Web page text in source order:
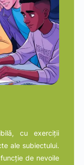
cu exerciții
ale subiectului.
de nevoile